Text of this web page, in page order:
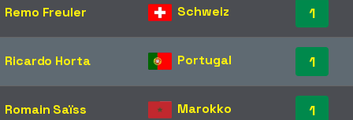
Remo Freuler Schweiz 1
Ricardo Horta Portugal 1
Romain Saïss Marokko 1